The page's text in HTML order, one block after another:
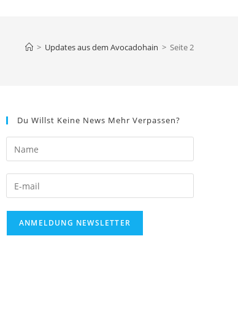
> Updates aus dem Avocadohain > Seite 2
Du Willst Keine News Mehr Verpassen?
ANMELDUNG NEWSLETTER